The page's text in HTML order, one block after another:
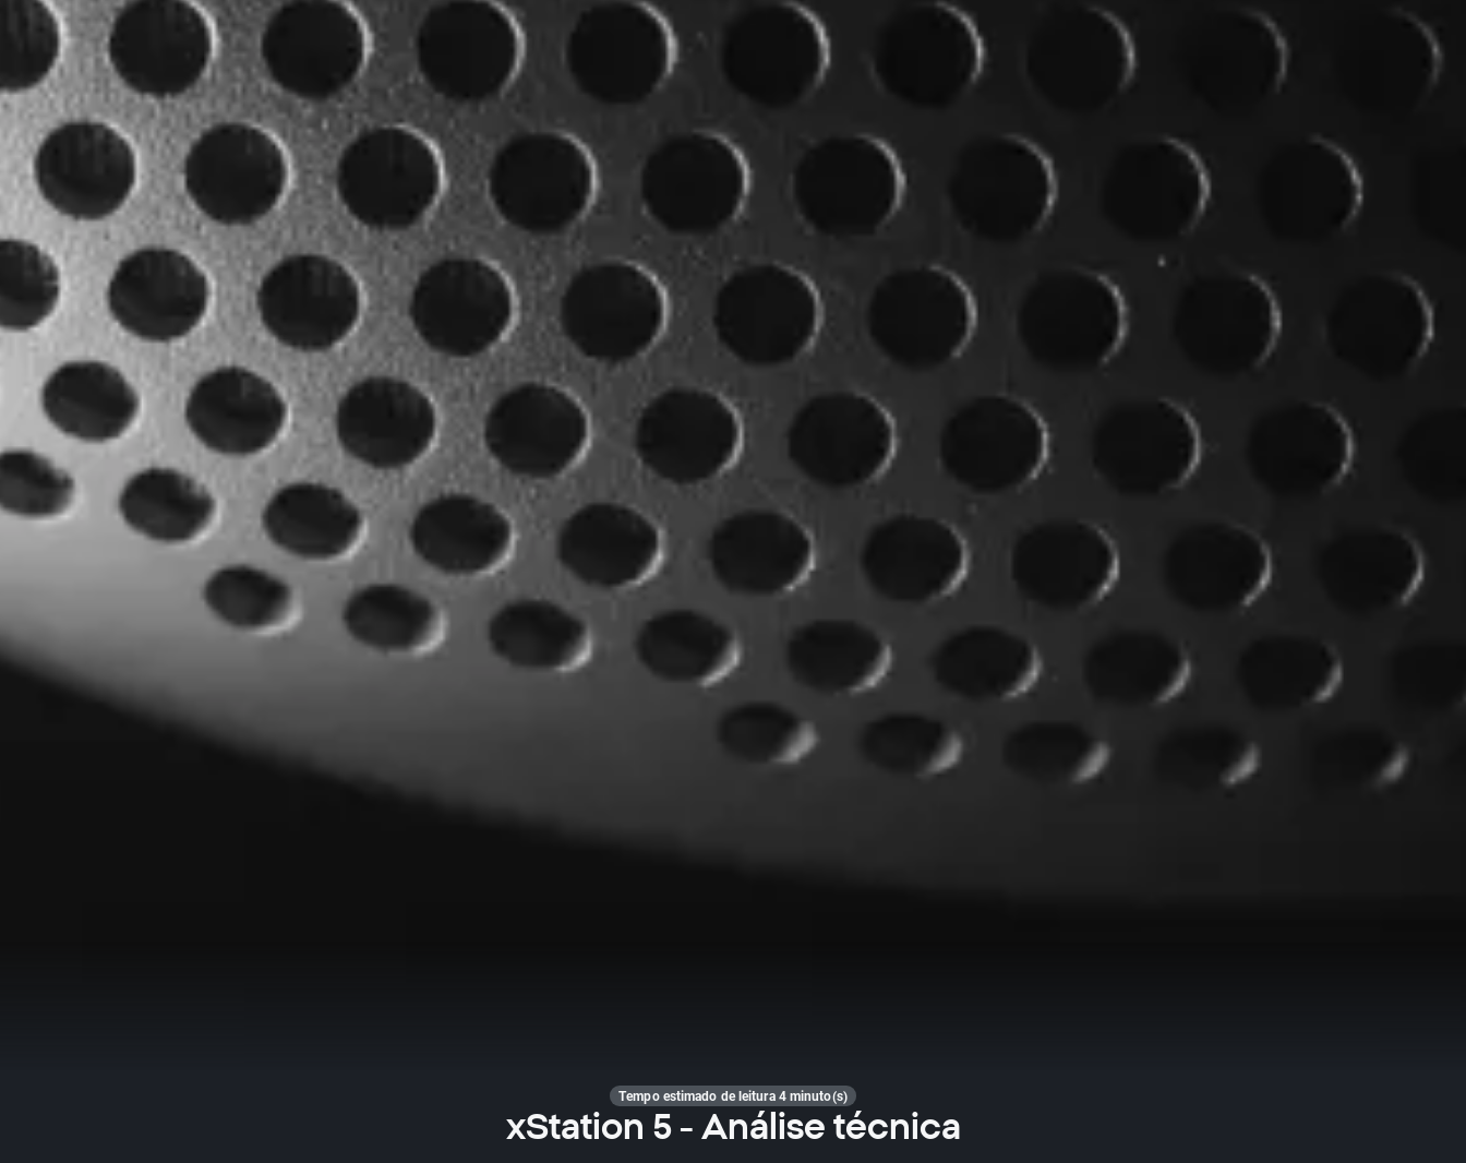
Tempo estimado de leitura 4 minuto(s)
xStation 5 - Análise técnica